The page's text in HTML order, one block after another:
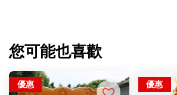
您可能也喜歡
優惠 優惠